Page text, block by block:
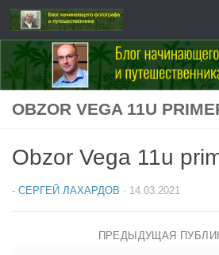
Перейти к содержимому
OBZOR VEGA 11U
Obzor Vega 11u
- СЕРГЕЙ ЛАХАРДОВ · 14.03.2021
ПРЕДЫДУЩАЯ